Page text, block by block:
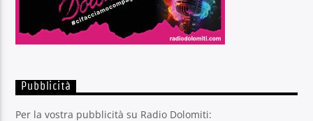
Pubblicità
Per la vostra pubblicità su Radio Dolomiti: